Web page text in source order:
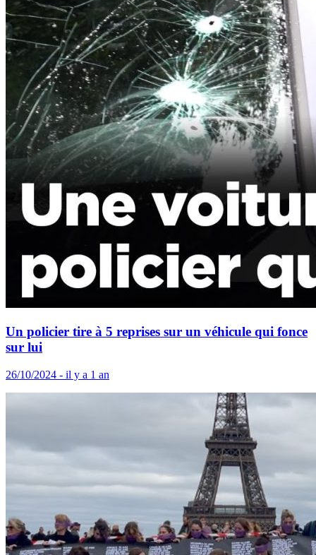
Un policier tire à 5 reprises sur un véhicule qui fonce
sur lui
26/10/2024 - il y a 1 an